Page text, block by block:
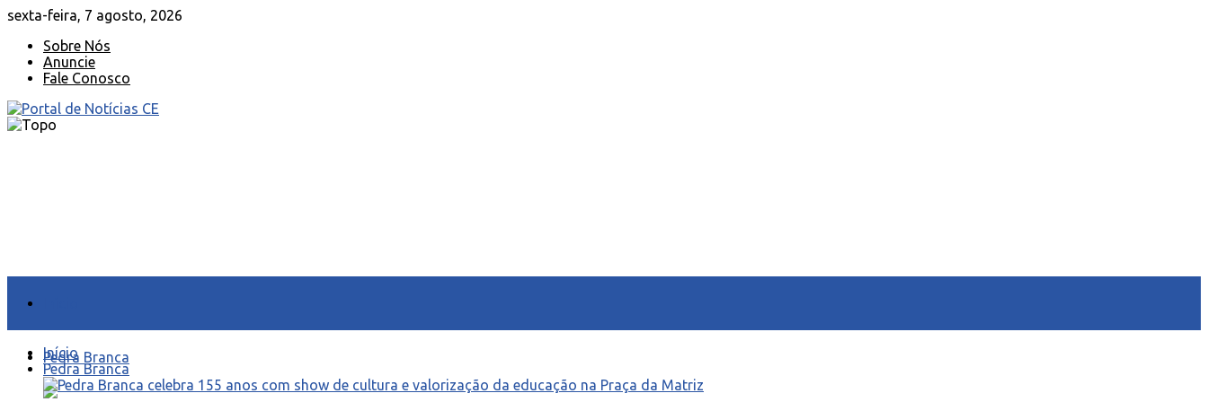
sexta-feira, 7 agosto, 2026
Sobre Nós
Anuncie
Fale Conosco
Pedra Branca
Início
Pedra Branca